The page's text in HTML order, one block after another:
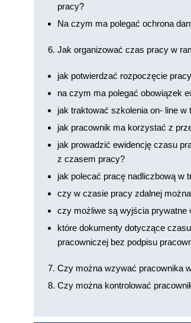
pracy?
Na czym ma polegać ochrona
Jak organizować czas pracy w
jak potwierdzać rozpoczęcie
na czym ma polegać obowiązek
jak traktować szkolenia on- line w
jak pracownik ma korzystać z
jak prowadzić ewidencję czasu
z czasem pracy?
jak polecać pracę nadliczbową w
czy w czasie pracy zdalnej
czy możliwe są wyjścia prywatne
które dokumenty dotyczące
pracowniczej bez podpisu
Czy można wzywać pracownika
Czy można kontrolować